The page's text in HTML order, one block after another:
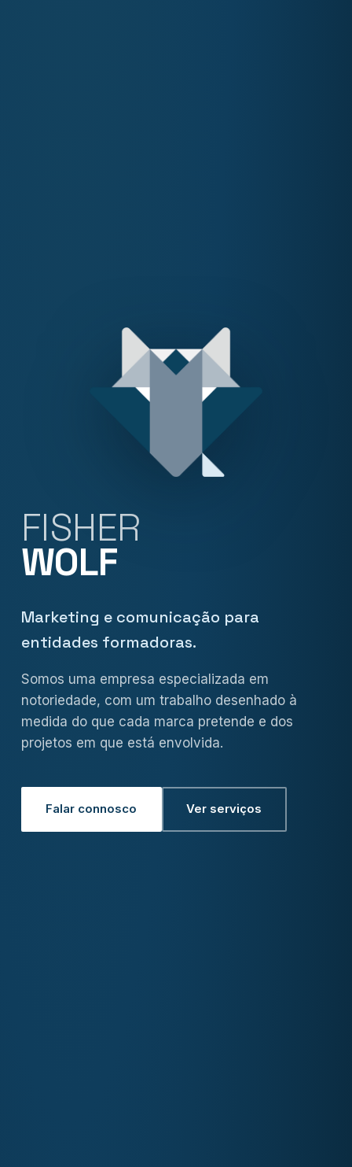
FISHER
WOLF
Marketing e comunicação para
entidades formadoras.
Somos uma empresa especializada em
notoriedade, com um trabalho desenhado à
medida do que cada marca pretende e dos
projetos em que está envolvida.
Falar connosco Ver serviços